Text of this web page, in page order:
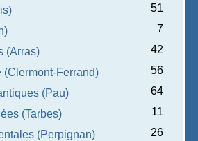
51
7
(Arras)
42
(Clermont-Ferrand)
56
(Pau)
64
(Tarbes)
11
(Perpignan)
26